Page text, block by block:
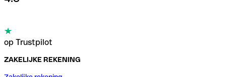
op Trustpilot
ZAKELIJKE REKENING